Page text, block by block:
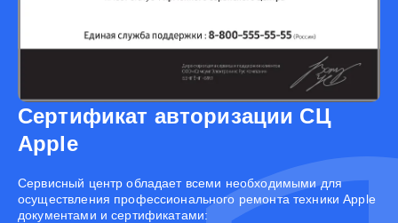
Сертификат авторизации СЦ
Apple
Cервисный центр обладает всеми необходимыми для
осуществления профессионального ремонта техники Apple
документами и сертификатами: